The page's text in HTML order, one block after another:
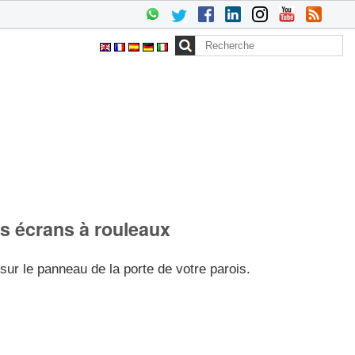
Chercher par
Recherche
avancée…
écrans à rouleaux
le panneau de la porte de votre parois.